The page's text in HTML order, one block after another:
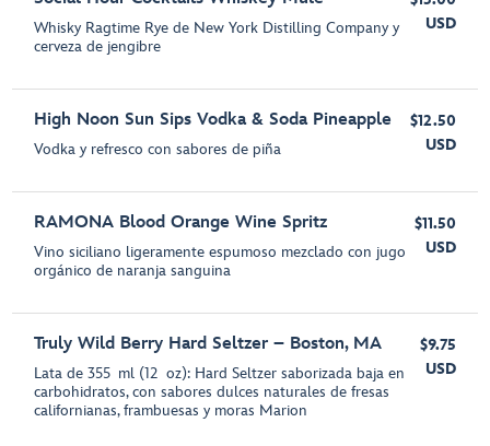
Whisky Ragtime Rye de New York Distilling Company y
cerveza de jengibre
USD
High Noon Sun Sips Vodka & Soda Pineapple
Vodka y refresco con sabores de piña
$12.50
USD
RAMONA Blood Orange Wine Spritz
Vino siciliano ligeramente espumoso mezclado con jugo
orgánico de naranja sanguina
$11.50
USD
Truly Wild Berry Hard Seltzer – Boston, MA
Lata de 355 ml (12 oz): Hard Seltzer saborizada baja en
carbohidratos, con sabores dulces naturales de fresas
californianas, frambuesas y moras Marion
$9.75
USD